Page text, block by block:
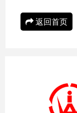
返回首页